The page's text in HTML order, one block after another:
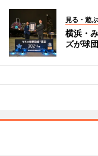
見る・遊ぶ
横浜・
ズが球